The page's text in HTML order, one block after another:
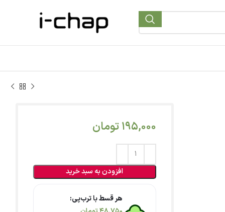
195,000تومان
افزودن به سبد خرید
هر قسط با ترب‌پی: